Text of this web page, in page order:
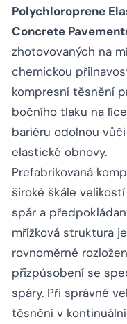
Polychloroprene
Concrete
zhotovovaných na
chemickou
kompresní těsnění
bočního tlaku na
bariéru odolnou
elastické obnovy.
Prefabrikovaná
široké škále
spár a
mřížková struktura
rovnoměrné
přizpůsobení se
spáry. Při správné
těsnění v